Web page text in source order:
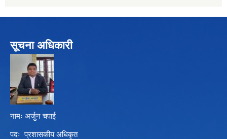
सूचना अधिकारी
नामः अर्जुन चपाई
पदः प्रशासकीय अधिकृत